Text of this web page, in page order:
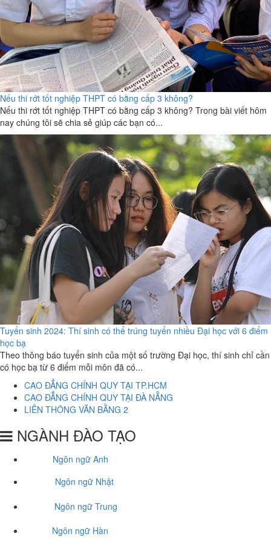
Nếu thi rớt tốt nghiệp THPT có bằng cấp 3 không?
Nếu thi rớt tốt nghiệp THPT có bằng cấp 3 không? Trong bài viết hôm
nay chúng tôi sẽ chia sẻ giúp các bạn có...
Tuyển sinh 2024: Thí sinh có thể trúng tuyển nhiều Đại học với 6 điểm
học bạ
Theo thông báo tuyển sinh của một số trường Đại học, thí sinh chỉ cần
có học bạ từ 6 điểm mỗi môn đã có...
CAO ĐẲNG CHÍNH QUY TẠI TP.HCM
CAO ĐẲNG CHÍNH QUY TẠI ĐÀ NẴNG
LIÊN THÔNG VĂN BẰNG 2
NGÀNH ĐÀO TẠO
Ngôn ngữ Anh
Ngôn ngữ Nhật
Ngôn ngữ Trung
Ngôn ngữ Hàn